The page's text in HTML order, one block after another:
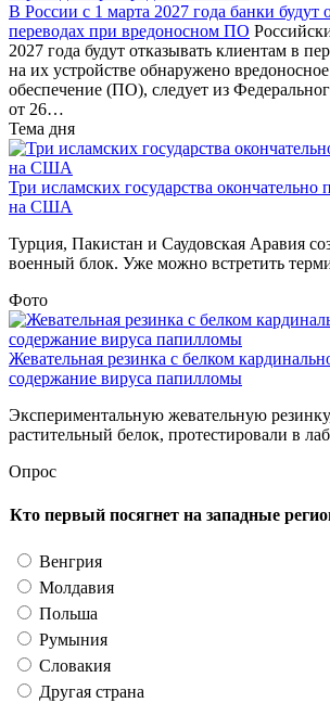
В России с 1 марта 2027 года банки будут
переводах при вредоносном ПО
2027 года будут отказывать клиентам в
на их устройстве обнаружено
обеспечение (ПО), следует из
от 26…
Тема дня
Три исламских государства окончательно
на США
Турция, Пакистан и Саудовская Аравия
военный блок. Уже можно встретить
Фото
Жевательная резинка с белком
содержание вируса папилломы
Экспериментальную жевательную
растительный белок, протестировали в
Опрос
Кто первый посягнет на западные
Венгрия
Молдавия
Польша
Румыния
Словакия
Другая страна